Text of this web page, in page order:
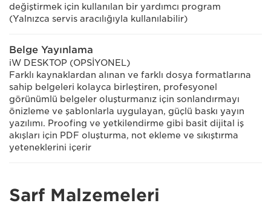
değiştirmek için kullanılan bir yardımcı program
(Yalnızca servis aracılığıyla kullanılabilir)
Belge Yayınlama
iW DESKTOP (OPSİYONEL)
Farklı kaynaklardan alınan ve farklı dosya formatlarına
sahip belgeleri kolayca birleştiren, profesyonel
görünümlü belgeler oluşturmanız için sonlandırmayı
önizleme ve şablonlarla uygulayan, güçlü baskı yayın
yazılımı. Proofing ve yetkilendirme gibi basit dijital iş
akışları için PDF oluşturma, not ekleme ve sıkıştırma
yeteneklerini içerir
Sarf Malzemeleri